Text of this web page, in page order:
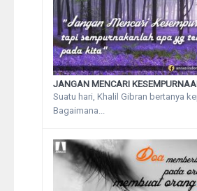
JANGAN MENCARI
Suatu hari, Khalil Gibran bertanya
Bagaimana...